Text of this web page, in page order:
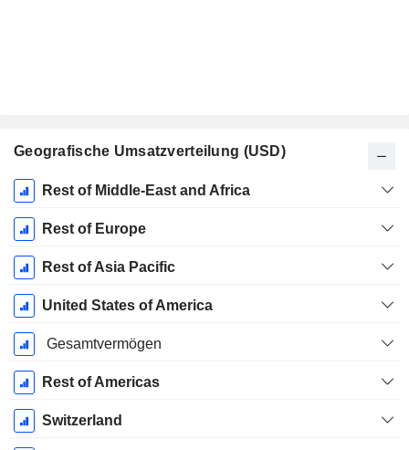
Geografische Umsatzverteilung (USD)
Ende d.
Geschäftsjahres:
Dezember
Rest of Middle-East and Africa
Rest of Europe
Rest of Asia Pacific
United States of America
Gesamtvermögen
Rest of Americas
Switzerland